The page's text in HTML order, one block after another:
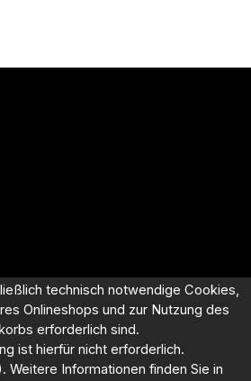
an Unternehmen aus
technisch notwendige Cookies,
Onlineshops und zur Nutzung des
erforderlich sind.
ist hierfür nicht erforderlich.
Weitere Informationen finden Sie in